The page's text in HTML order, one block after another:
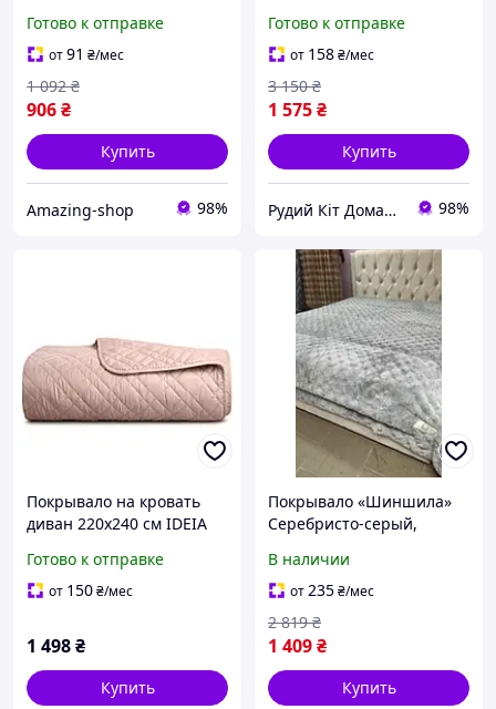
меховое покрывало. Цвет
- Пудра.
Готово к отправке
от91 ₴/мес
906₴
1 092 ₴
Купить
Amazing-shop 98%
Готово к отправке
от 158₴/мес
1 575₴
3 150 ₴
Купить
Рудий Кіт Домашній Затишок 98%
Покрывало на кровать
диван 220х240 см IDEIA
качественная стежка
микрофибра беж
Готово к отправке
от 150₴/мес
1 498₴
Купить
Покрывало «Шиншила»
Серебристо-серый,
покрывало 2,20 × 2,40 м
для кровати bas
В наличии
от235₴/мес
1 409₴
2 819 ₴
Купить